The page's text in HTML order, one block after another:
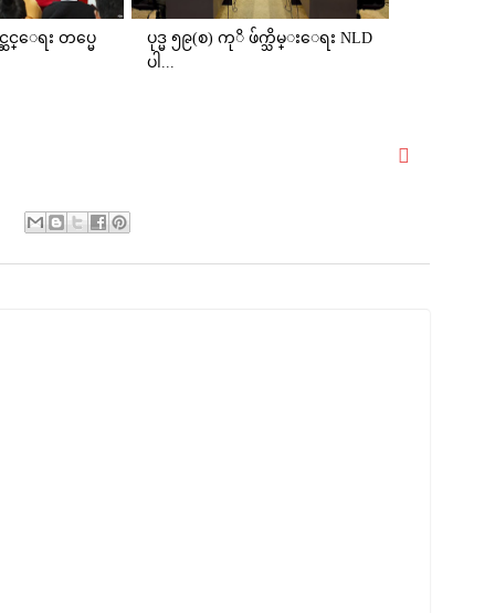
ေရး တပ္မေ
ပုဒ္မ ၅၉(စ) ကုိ ဖ်က္သိမ္းေရး NLD
ပါ...